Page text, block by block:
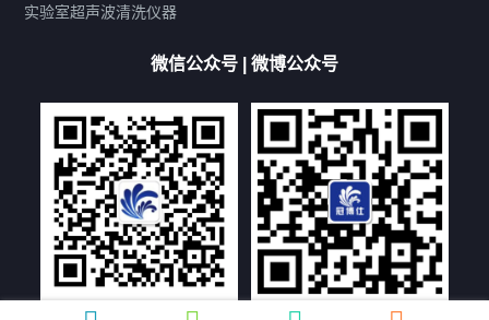
厨具清洗机
超声波振板
高尔夫球杆清洗机
大型单槽带过滤系列
全自动/半自动系列
客户定制非标机参考
双槽三槽四槽五槽多槽系列
轮胎清洗机
多频 扫频
文章标签
超声波清洗机定制
超声波清洗机除油污
超声波清洗机除锈
超声波清洗机洗眼镜
实验室超声波清洗仪器
微信公众号 | 微博公众号